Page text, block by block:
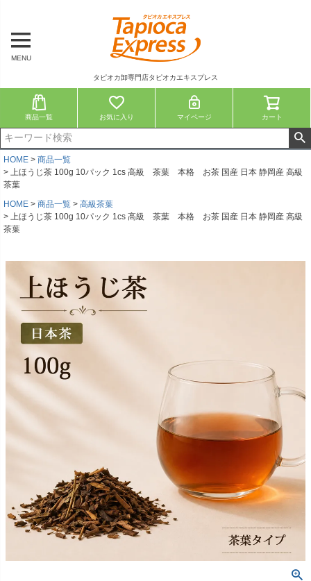
MENU
タピオカ卸専門店タピオカエキスプレス
商品一覧 お気に入り マイページ カート
HOME
商品一覧
上ほうじ茶 100g 10パック 1cs 高級 茶葉 本格 お茶 国産 日本 静岡産 高級
茶葉
HOME
商品一覧
高級茶葉
上ほうじ茶 100g 10パック 1cs 高級 茶葉 本格 お茶 国産 日本 静岡産 高級
茶葉